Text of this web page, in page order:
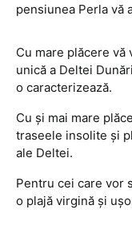
pensiunea Perla vă
Cu mare plăcere
unică a Deltei
o caracterizează.
Cu şi mai mare
traseele insolite şi
ale Deltei.
Pentru cei care vor
o plajă virgină şi